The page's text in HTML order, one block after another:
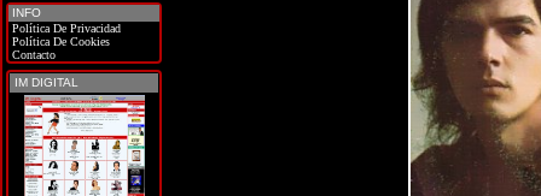
INFO
Política De Privacidad
Política De Cookies
Contacto
IM DIGITAL